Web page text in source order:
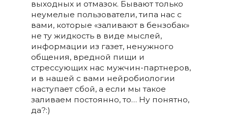
выходных и отмазок. Бывают только
неумелые пользователи, типа нас с
вами, которые «заливают в бензобак»
не ту жидкость в виде мыслей,
информации из газет, ненужного
общения, вредной пищи и
стрессующих нас мужчин-партнеров,
и в нашей с вами нейробиологии
наступает сбой, а если мы такое
заливаем постоянно, то… Ну понятно,
да?:)